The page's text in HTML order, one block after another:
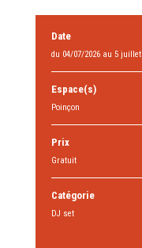
Date
du 04/07/2026 au 5 juillet
Espace(s)
Poinçon
Prix
Gratuit
Catégorie
DJ set